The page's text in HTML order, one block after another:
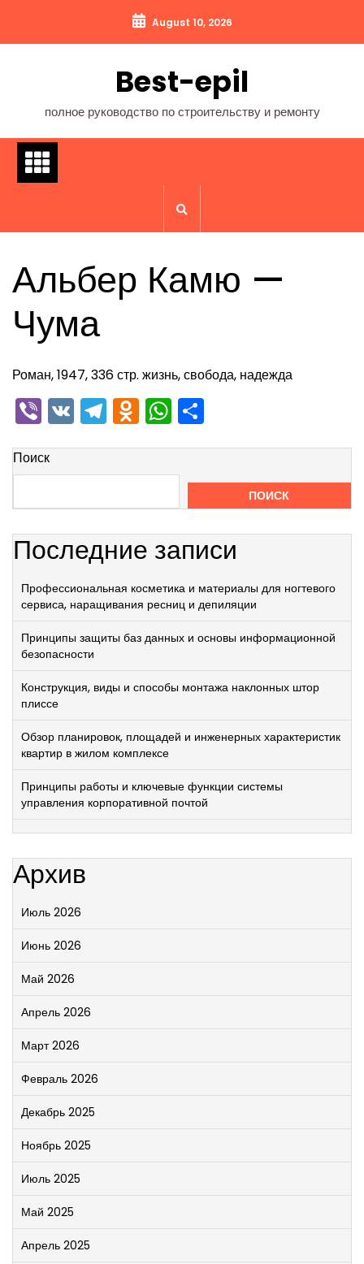
содержимому
August 10, 2026
Best-epil
полное руководство по строительству и ремонту
Альбер Камю —
Чума
Роман, 1947, 336 стр. жизнь, свобода, надежда
Viber
VKTelegram
Odnoklassniki
WhatsApp
Поиск
ПОИСК
Последние записи
Профессиональная косметика и материалы для ногтевого
сервиса, наращивания ресниц и депиляции
Принципы защиты баз данных и основы информационной
безопасности
Конструкция, виды и способы монтажа наклонных штор
плиссе
Обзор планировок, площадей и инженерных характеристик
квартир в жилом комплексе
Принципы работы и ключевые функции системы
управления корпоративной почтой
Архив
Июль 2026
Июнь 2026
Май 2026
Апрель 2026
Март 2026
Февраль 2026
Декабрь 2025
Ноябрь 2025
Июль 2025
Май 2025
Апрель 2025